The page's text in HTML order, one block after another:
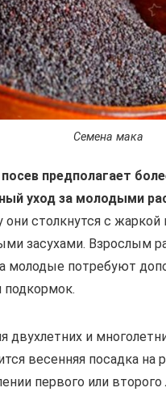
Семена мака
посев предполагает
уход за молодыми
они столкнутся с жаркой
засухами. Взрослым
молодые потребуют
подкормок.
двухлетних и
весенняя посадка на
первого или второго